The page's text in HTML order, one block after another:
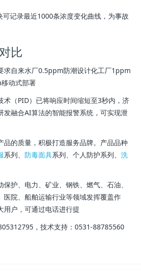
可记录最近1000条浓度变化曲线，为事故
比
求自来水厂0.5ppm防潮设计化工厂1ppm
动式部署
术（PID）已将响应时间缩短至3秒内，济
发融合AI算法的智能报警系统，可实现泄
品的质量，积极打造服务品牌。产品品种
系列、 防毒面具系列、个人防护系列、 洗
护、电力、矿业、钢铁、燃气、石油、
医院、船舶运输行业等领域发挥覆盖作
用户，可通过电话进行提
，技术支持：0531-88785560